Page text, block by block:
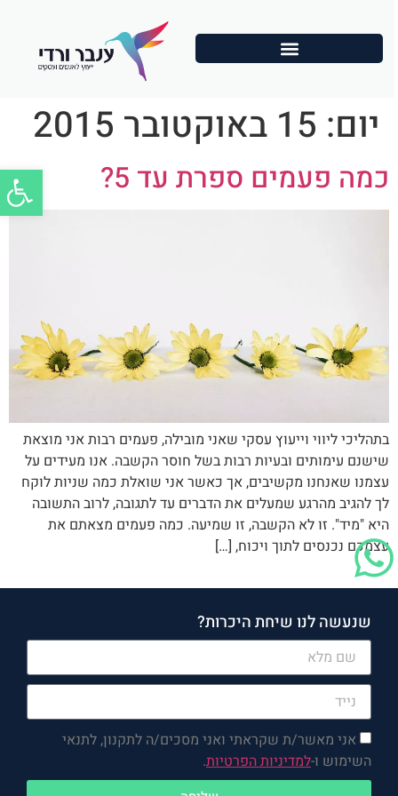
פתח
יום: 15 באוקטובר 2015
כמה פעמים ספרת עד 5?
בתהליכי ליווי וייעוץ עסקי שאני מובילה, פעמים רבות אני מוצאת
שישנם עימותים ובעיות רבות בשל חוסר הקשבה. אנו מעידים על
עצמנו שאנחנו מקשיבים, אך כאשר אני שואלת כמה שניות לוקח
לך להגיב מהרגע שמעלים את הדברים עד לתגובה, לרוב התשובה
היא "מיד". זו לא הקשבה, זו שמיעה. כמה פעמים מצאתם את
עצמכם נכנסים לתוך ויכוח, […]
שנעשה לנו שיחת היכרות?
אני מאשר/ת שקראתי ואני מסכים/ה לתקנון, לתנאי
השימוש ו-למדיניות הפרטיות.